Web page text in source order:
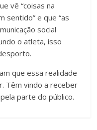
vê “coisas na
sentido” e que “as
social
o atleta, isso
que essa realidade
Têm vindo a receber
parte do público.